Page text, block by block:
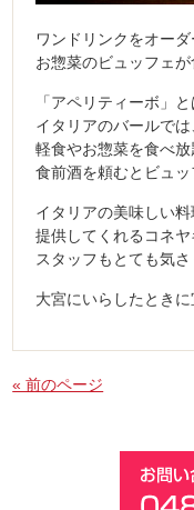
ワンドリンクをオーダ
お惣菜のビュッフェ
「アペリティーボ」
イタリアのバールで
軽食やお惣菜を食べ放
食前酒を頼むとビュ
イタリアの美味しい
提供してくれるコネヤ
スタッフもとても気
大宮にいらしたときに
« 前のページ